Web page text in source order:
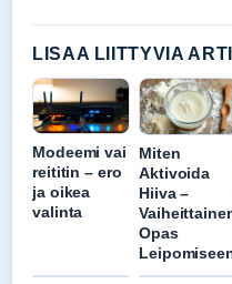
LISAA LIITTYVIA
Modeemi vai
reititin – ero
ja oikea
valinta
Miten
Aktivoida
Hiiva –
Opas